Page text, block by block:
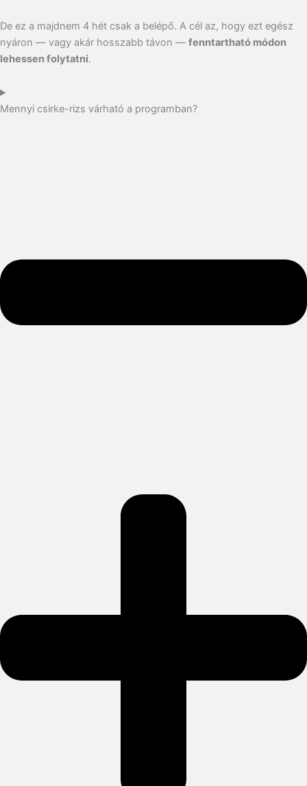
De ez a majdnem 4 hét csak a belépő. A cél az, hogy ezt egész
nyáron — vagy akár hosszabb távon — fenntartható módon
lehessen folytatni.
Mennyi csirke-rizs várható a programban?